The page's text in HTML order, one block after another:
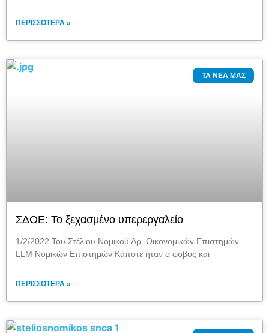
ΠΕΡΙΣΣΌΤΕΡΑ »
ΤΑ ΝΈΑ ΜΑΣ
ΣΔΟΕ: Το ξεχασμένο υπερεργαλείο
1/2/2022 Του Στέλιου Νομικού Δρ. Οικονομικών Επιστημών
LLM Νομικών Επιστημών Κάποτε ήταν ο φόβος και
ΠΕΡΙΣΣΌΤΕΡΑ »